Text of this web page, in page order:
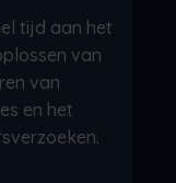
tijd aan het
van
van
en het